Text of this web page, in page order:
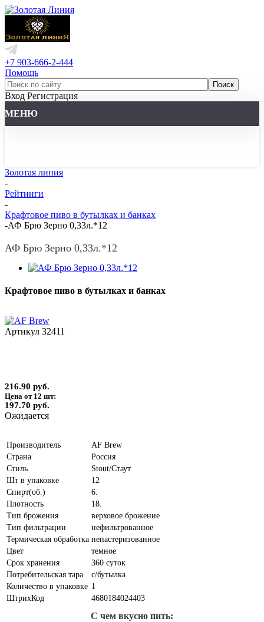
+7 903-666-2-444
Помощь
Вход Регистрация
МЕНЮ
Золотая линия
-
Рейтинги
-
Крафтовое пиво в бутылках и банках
-АФ Брю Зерно 0,33л.*12
АФ Брю Зерно 0,33л.*12
Крафтовое пиво в бутылках и банках
Артикул 32411
216.90 руб.
Цена от 12 шт:
197.70 руб.
Ожидается
Производитель
AF Brew
Страна
Россия
Стиль
Stout/Стаут
Шт в упаковке
12
Спирт(об.)
6.
Плотность
18.
Тип брожения
верховое брожение
Тип фильтрации
нефильтрованное
Термическая обработка непастеризованное
Цвет
темное
Срок хранения
360 суток
Потребительская тара
с/бутылка
Количество в упаковке 1
ШтрихКод
4680184024403
С чем вкусно пить: